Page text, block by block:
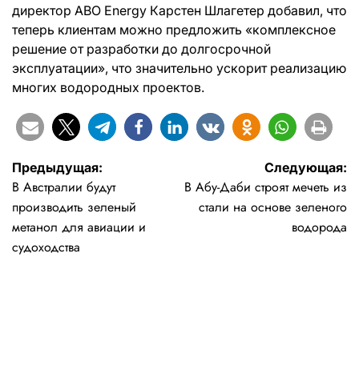
директор ABO Energy Карстен Шлагетер добавил, что
теперь клиентам можно предложить «комплексное
решение от разработки до долгосрочной
эксплуатации», что значительно ускорит реализацию
многих водородных проектов.
Навигация
по
записям
Предыдущая:
В Австралии будут
производить зеленый
метанол для авиации и
судоходства
Следующая:
В Абу-Даби строят мечеть из
стали на основе зеленого
водорода